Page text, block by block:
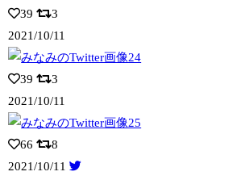
39
3
2021/10/11
39
3
2021/10/11
66
8
2021/10/11